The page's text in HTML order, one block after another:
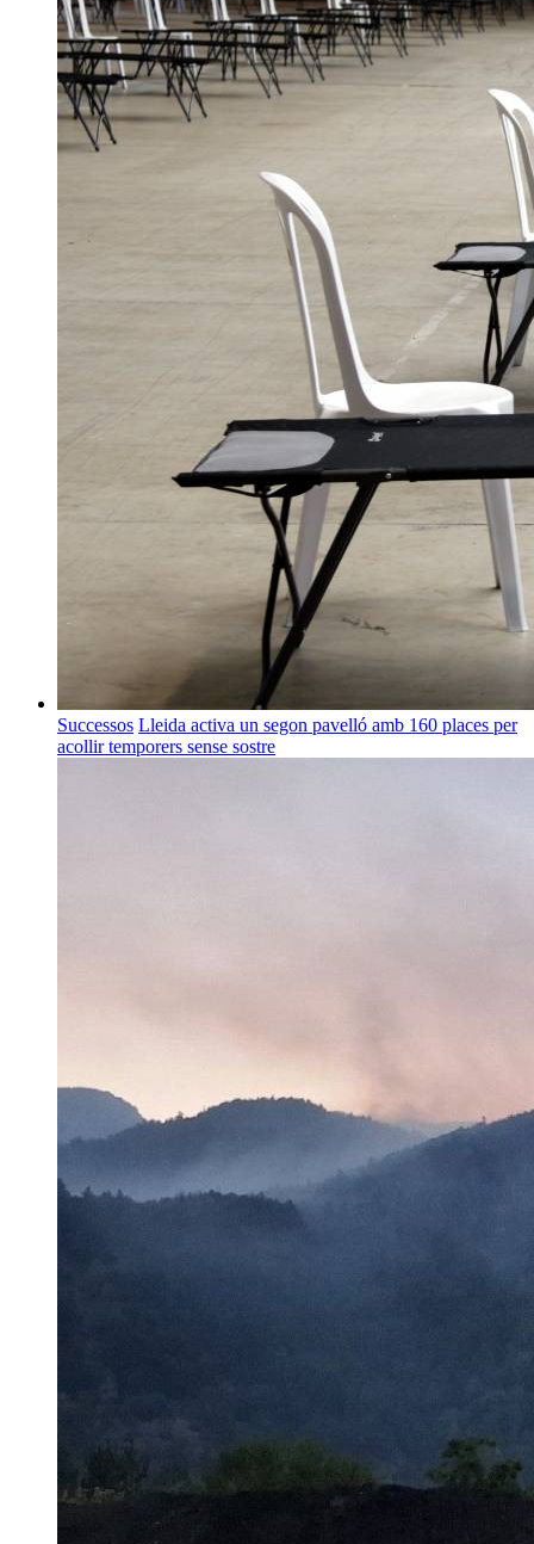
Successos Lleida activa un segon pavelló amb 160 places per
acollir temporers sense sostre